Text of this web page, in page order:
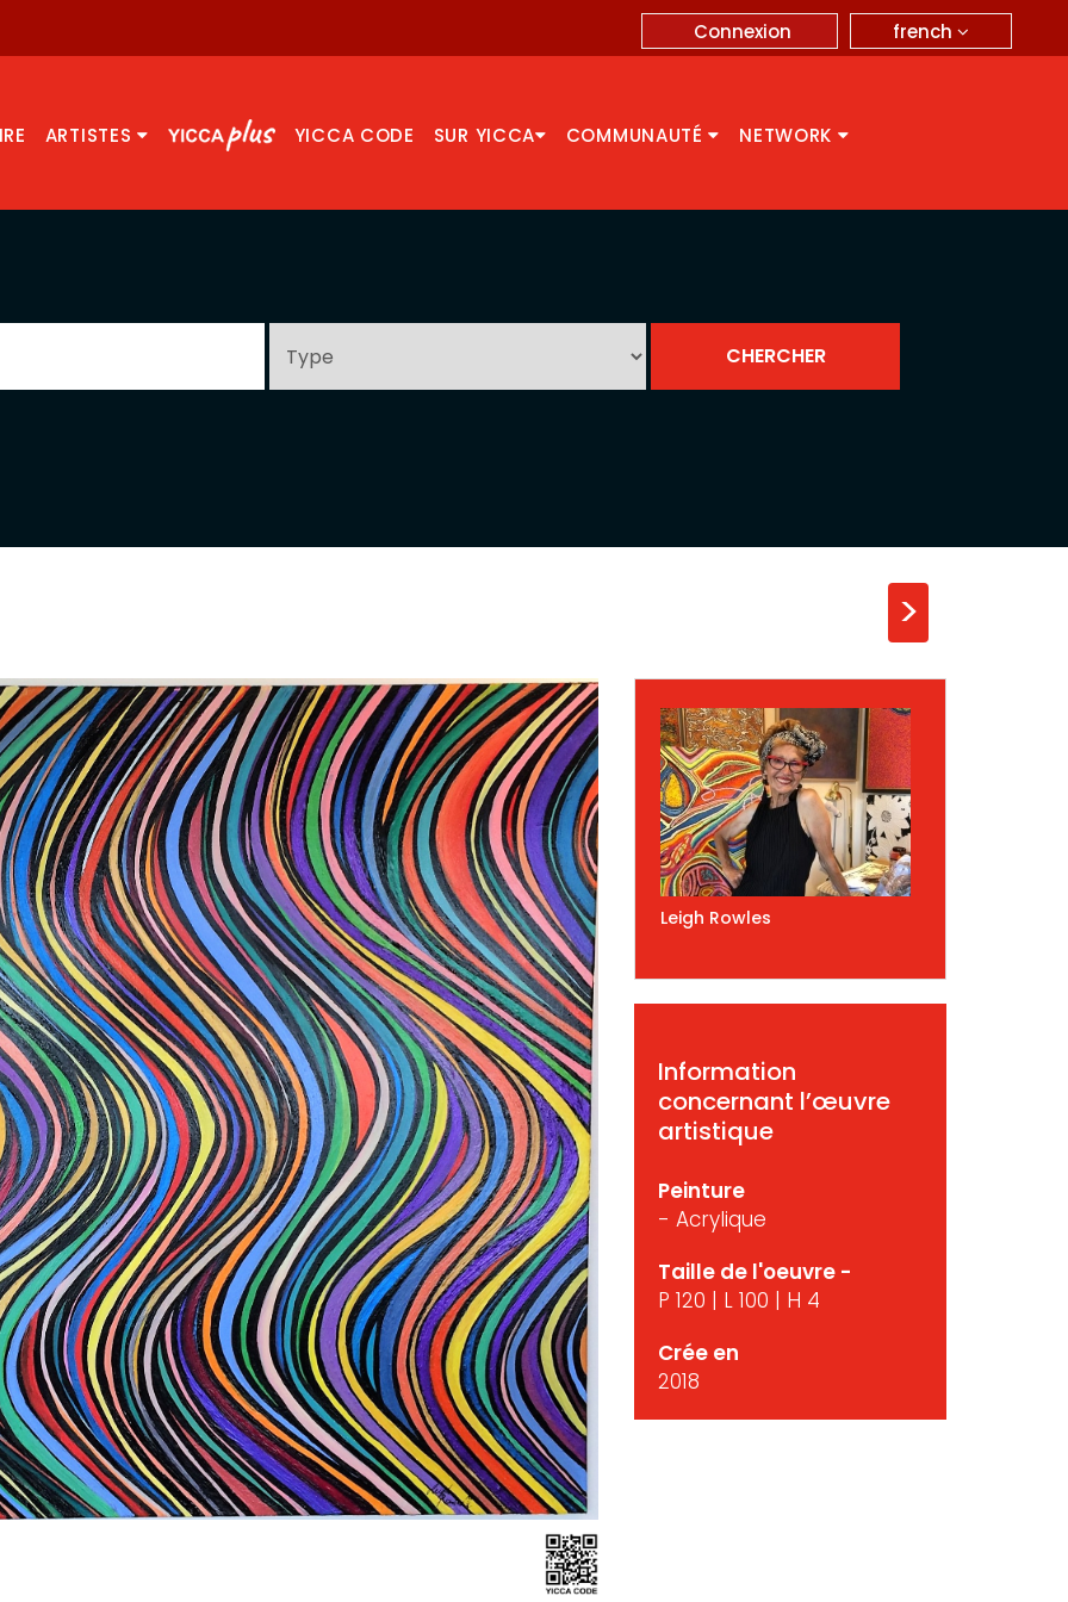
french
Connexion
ARTISTES YICCA CODE SUR YICCA COMMUNAUTÉ NETWORK
>
Leigh Rowles
Information
concernant l’œuvre
artistique
Peinture
- Acrylique
Taille de l'oeuvre -
P 120 | L 100 | H 4
Crée en
2018